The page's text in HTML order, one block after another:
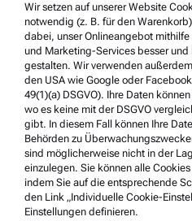
Impressum
Nutzungsbedingungen
Markennamen
Hinweisgebersystem
Service & Support
Anton Paar Certified Service
Sicherheitsbestätigung
Anton Paar Technical Centers
Wir setzen auf unserer Website
notwendig (z. B. für den
dabei, unser Onlineangebot
und Marketing-Services besser
gestalten. Wir verwenden
den USA wie Google oder
49(1)(a) DSGVO). Ihre Daten
wo es keine mit der DSGVO
gibt. In diesem Fall können Ihre
Behörden zu
sind möglicherweise nicht in der
einzulegen. Sie können alle
indem Sie auf die entsprechende
den Link „Individuelle Cookie-
Einstellungen definieren.